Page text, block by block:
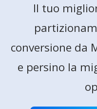
Il tuo
conversione da
e persino la